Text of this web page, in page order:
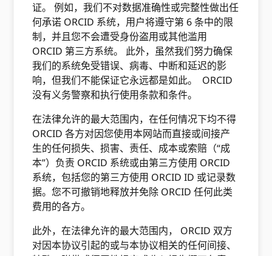
证。 例如，我们不对数据准确性或完整性做出任
何承诺 ORCID 系统，用户将遵守第 6 条中的限
制，并且您不会遭受身份盗用或其他滥用
ORCID 第三方系统。 此外，虽然我们努力确保
我们的系统免受错误、病毒、中断和延迟的影
响，但我们不能保证它永远都是如此。 ORCID
没有义务警察和执行使用条款和条件。
在法律允许的最大范围内，在任何情况下均不得
ORCID 各方对因您使用本网站而直接或间接产
生的任何损失、损害、责任、成本或索赔（“成
本”）负责 ORCID 系统或由第三方使用 ORCID
系统，包括您的第三方使用 ORCID ID 或记录数
据。您不可撤销地释放并免除 ORCID 任何此类
费用的各方。
此外，在法律允许的最大范围内， ORCID 双方
对因本协议引起的或与本协议相关的任何间接、